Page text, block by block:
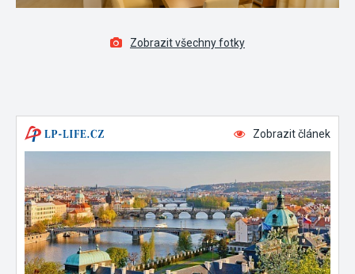
Zobrazit všechny fotky
Zobrazit článek